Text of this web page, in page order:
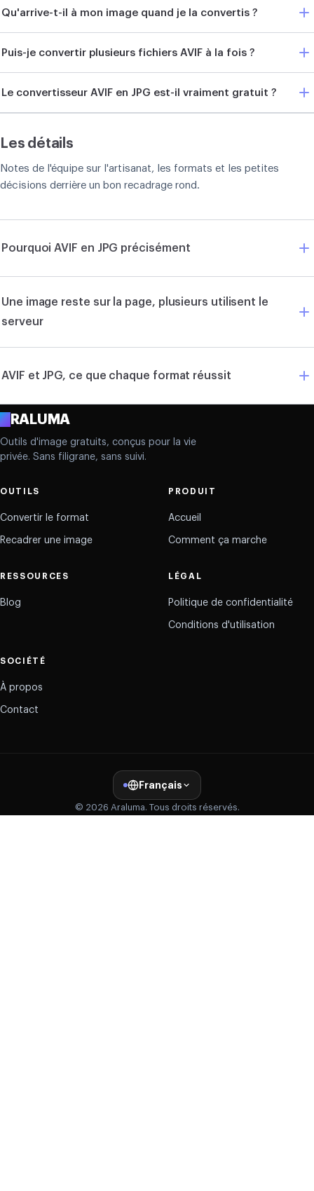
Qu'arrive-t-il à mon image quand je la convertis ?
Puis-je convertir plusieurs fichiers AVIF à la fois ?
Le convertisseur AVIF en JPG est-il vraiment gratuit ?
Les détails
Notes de l'équipe sur l'artisanat, les formats et les petites
décisions derrière un bon recadrage rond.
Pourquoi AVIF en JPG précisément
Une image reste sur la page, plusieurs utilisent le
serveur
AVIF et JPG, ce que chaque format réussit
ARALUMA
Outils d'image gratuits, conçus pour la vie
privée. Sans filigrane, sans suivi.
OUTILS
Convertir le format
Recadrer une image
PRODUIT
Accueil
Comment ça marche
RESSOURCES
Blog
LÉGAL
Politique de confidentialité
Conditions d'utilisation
SOCIÉTÉ
À propos
Contact
Français
© 2026 Araluma. Tous droits réservés.